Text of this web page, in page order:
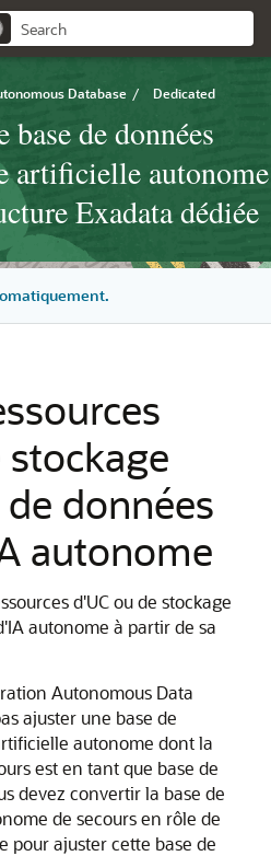
Database / Dedicated
de données
artificielle autonome
Exadata dédiée
données
autonome
d'UC ou de stockage
autonome à partir de sa
Autonomous Data
ajuster une base de
autonome dont la
est en tant que base de
devez convertir la base de
de secours en rôle de
pour ajuster cette base de